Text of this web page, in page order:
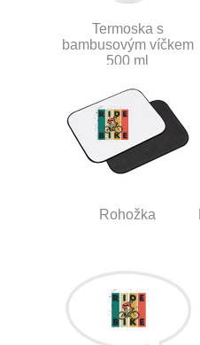
Termoska s
bambusovým víčkem
500 ml
Rohožka